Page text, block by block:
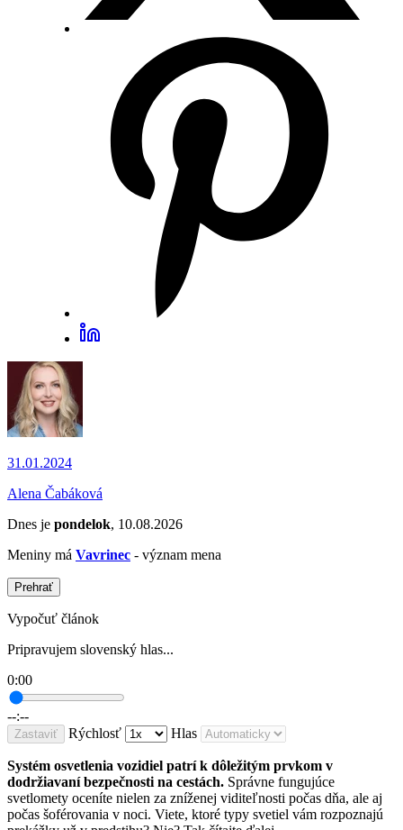
31.01.2024
Alena Čabáková
Dnes je pondelok, 10.08.2026
Meniny má Vavrinec - význam mena
Prehrať
Vypočuť článok
Pripravujem slovenský hlas...
0:00
--:--
Zastaviť Rýchlosť Hlas
Systém osvetlenia vozidiel patrí k dôležitým prvkom v
dodržiavaní bezpečnosti na cestách. Správne fungujúce
svetlomety oceníte nielen za zníženej viditeľnosti počas dňa, ale aj
počas šoférovania v noci. Viete, ktoré typy svetiel vám rozpoznajú